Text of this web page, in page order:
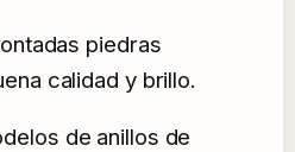
piedras
calidad y brillo.
de anillos de